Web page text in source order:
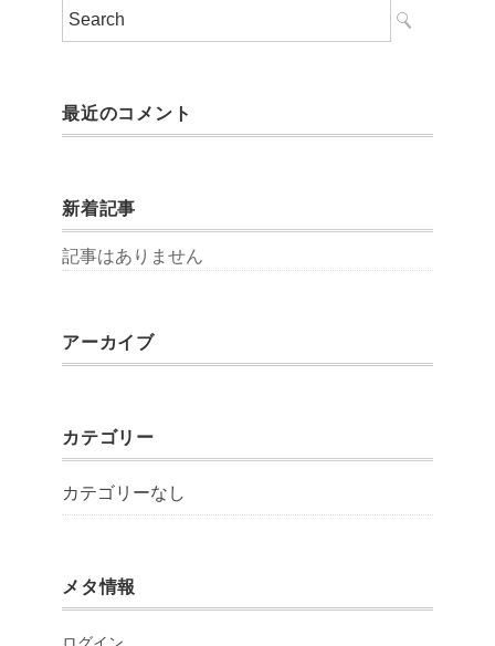
最近のコメント
新着記事
記事はありません
アーカイブ
カテゴリー
カテゴリーなし
メタ情報